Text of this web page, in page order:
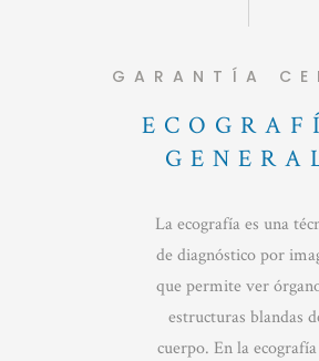
GARANTÍA
La ecografía es una
de diagnóstico por
que permite ver
estructuras blandas
cuerpo. En la